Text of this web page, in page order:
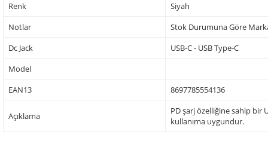
Renk
Siyah
Notlar
Stok Durumuna Göre
Dc Jack
USB-C - USB Type-C
Model
EAN13
8697785554136
Açıklama
PD şarj özelliğine sahip bir
kullanıma uygundur.